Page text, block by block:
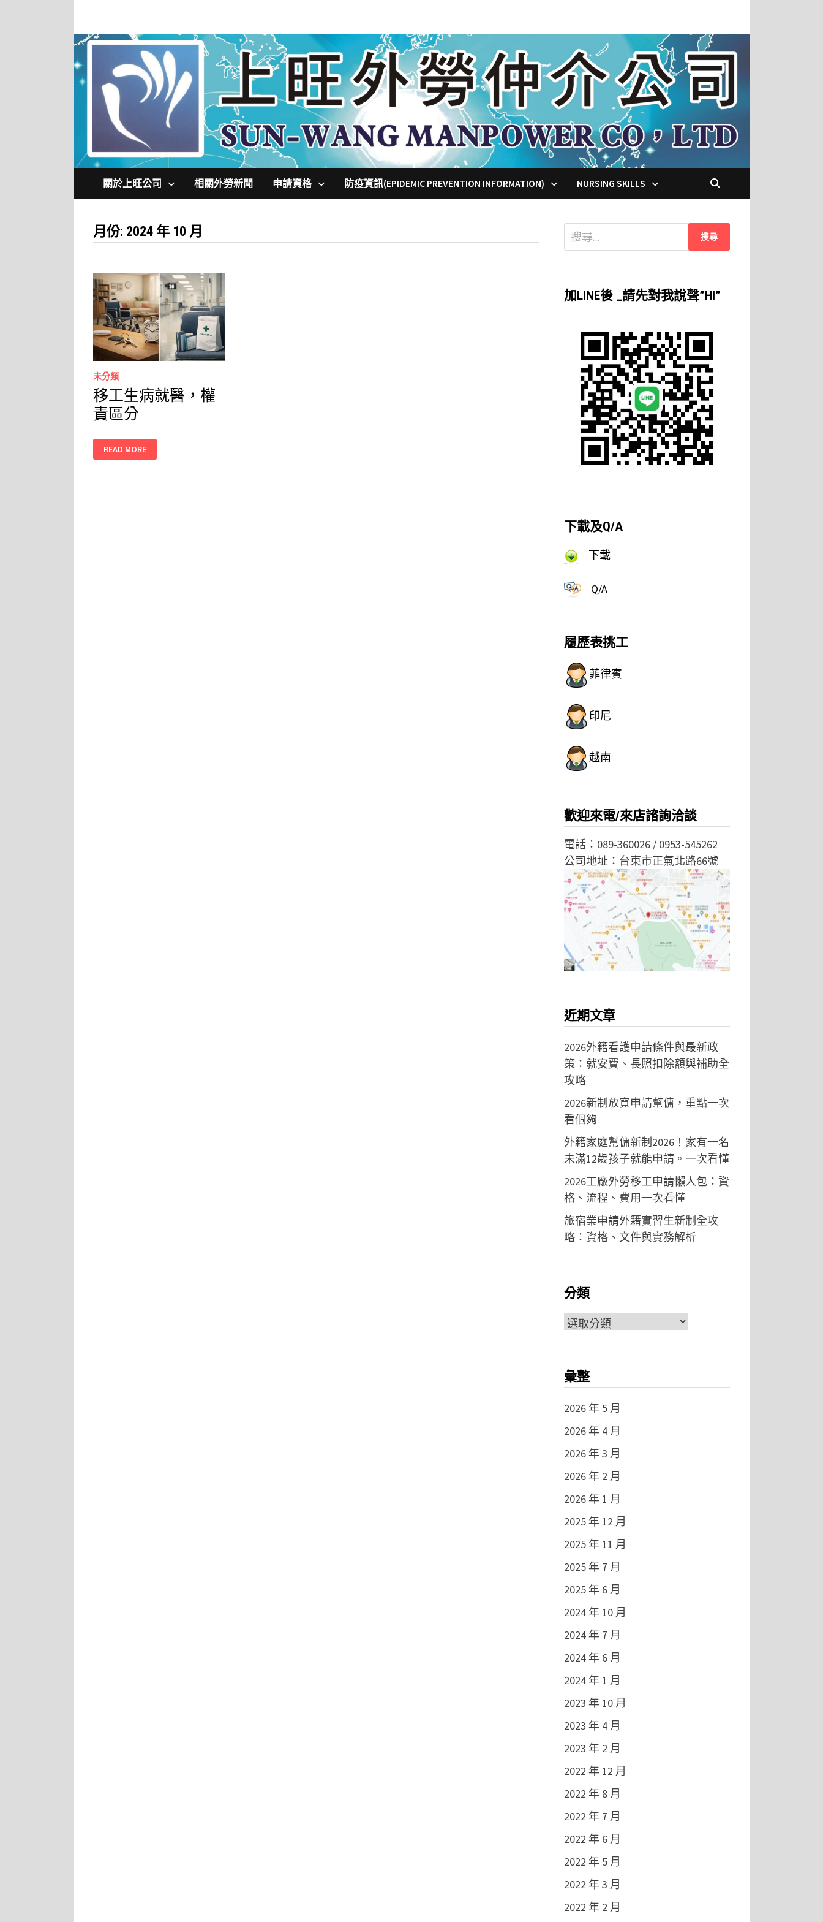
content
關於上旺公司 相關外勞新聞 申請資格 防疫資訊(EPIDEMIC PREVENTION INFORMATION) NURSING SKILLS
月份: 2024 年 10 月
未分類
移工生病就醫，權
責區分
工
生
READ MORE
搜
尋
字:
加LINE後 _請先對我說聲”HI”
下載及Q/A
下載
Q/A
履歷表挑工
菲律賓
印尼
越南
歡迎來電/來店諮詢洽談
電話：089-360026 / 0953-545262
公司地址：台東市正氣北路66號
近期文章
2026外籍看護申請條件與最新政
策：就安費、長照扣除額與補助全
攻略
2026新制放寬申請幫傭，重點一次
看個夠
外籍家庭幫傭新制2026！家有一名
未滿12歲孩子就能申請。一次看懂
2026工廠外勞移工申請懶人包：資
格、流程、費用一次看懂
旅宿業申請外籍實習生新制全攻
略：資格、文件與實務解析
分類
分
彙整
2026 年 5 月
2026 年 4 月
2026 年 3 月
2026 年 2 月
2026 年 1 月
2025 年 12 月
2025 年 11 月
2025 年 7 月
2025 年 6 月
2024 年 10 月
2024 年 7 月
2024 年 6 月
2024 年 1 月
2023 年 10 月
2023 年 4 月
2023 年 2 月
2022 年 12 月
2022 年 8 月
2022 年 7 月
2022 年 6 月
2022 年 5 月
2022 年 3 月
2022 年 2 月